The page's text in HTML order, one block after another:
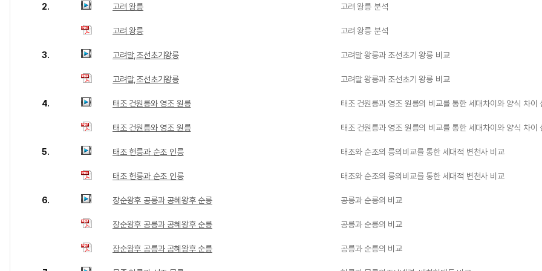
2. 고려 왕릉 고려 왕릉 분석
고려 왕릉 고려 왕릉 분석
3. 고려말,조선초기왕릉 고려말 왕릉과 조선초기 왕릉 비교
고려말,조선초기왕릉 고려말 왕릉과 조선초기 왕릉 비교
4. 태조 건원릉와 영조 원릉 태조 건원릉과 영조 원릉의 비교를 통한 세대차이와 양식 차이
태조 건원릉와 영조 원릉 태조 건원릉과 영조 원릉의 비교를 통한 세대차이와 양식 차이
5. 태조 헌릉과 순조 인릉 태조와 순조의 릉의비교를 통한 세대적 변천사 비교
태조 헌릉과 순조 인릉 태조와 순조의 릉의비교를 통한 세대적 변천사 비교
6. 장순왕후 공릉과 공혜왕후 순릉 공릉과 순릉의 비교
장순왕후 공릉과 공혜왕후 순릉 공릉과 순릉의 비교
장순왕후 공릉과 공혜왕후 순릉 공릉과 순릉의 비교